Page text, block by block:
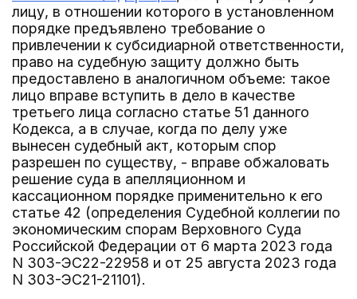
лицу, в отношении которого в установленном
порядке предъявлено требование о
привлечении к субсидиарной ответственности,
право на судебную защиту должно быть
предоставлено в аналогичном объеме: такое
лицо вправе вступить в дело в качестве
третьего лица согласно статье 51 данного
Кодекса, а в случае, когда по делу уже
вынесен судебный акт, которым спор
разрешен по существу, - вправе обжаловать
решение суда в апелляционном и
кассационном порядке применительно к его
статье 42 (определения Судебной коллегии по
экономическим спорам Верховного Суда
Российской Федерации от 6 марта 2023 года
N 303-ЭС22-22958 и от 25 августа 2023 года
N 303-ЭС21-21101).